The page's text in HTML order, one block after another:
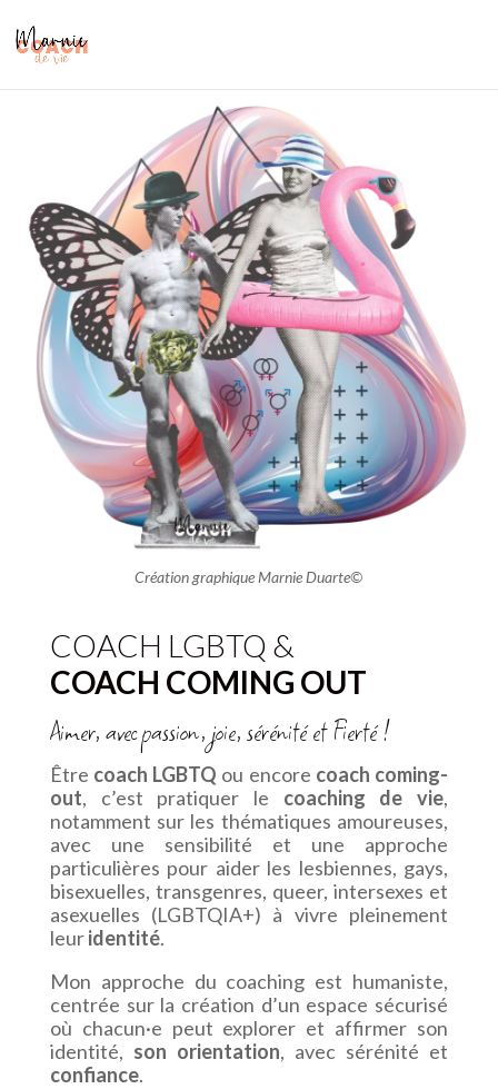
Création graphique Marnie Duarte©
COACH LGBTQ &
COACH COMING OUT
Aimer, avec passion, joie, sérénité et Fierté !
Être coach LGBTQ ou encore coach coming-
out, c’est pratiquer le coaching de vie,
notamment sur les thématiques amoureuses,
avec une sensibilité et une approche
particulières pour aider les lesbiennes, gays,
bisexuelles, transgenres, queer, intersexes et
asexuelles (LGBTQIA+) à vivre pleinement
leuridentité.
Mon approche du coaching est humaniste,
centrée sur la création d’un espace sécurisé
où chacun·e peut explorer et affirmer son
identité, son orientation, avec sérénité et
confiance.